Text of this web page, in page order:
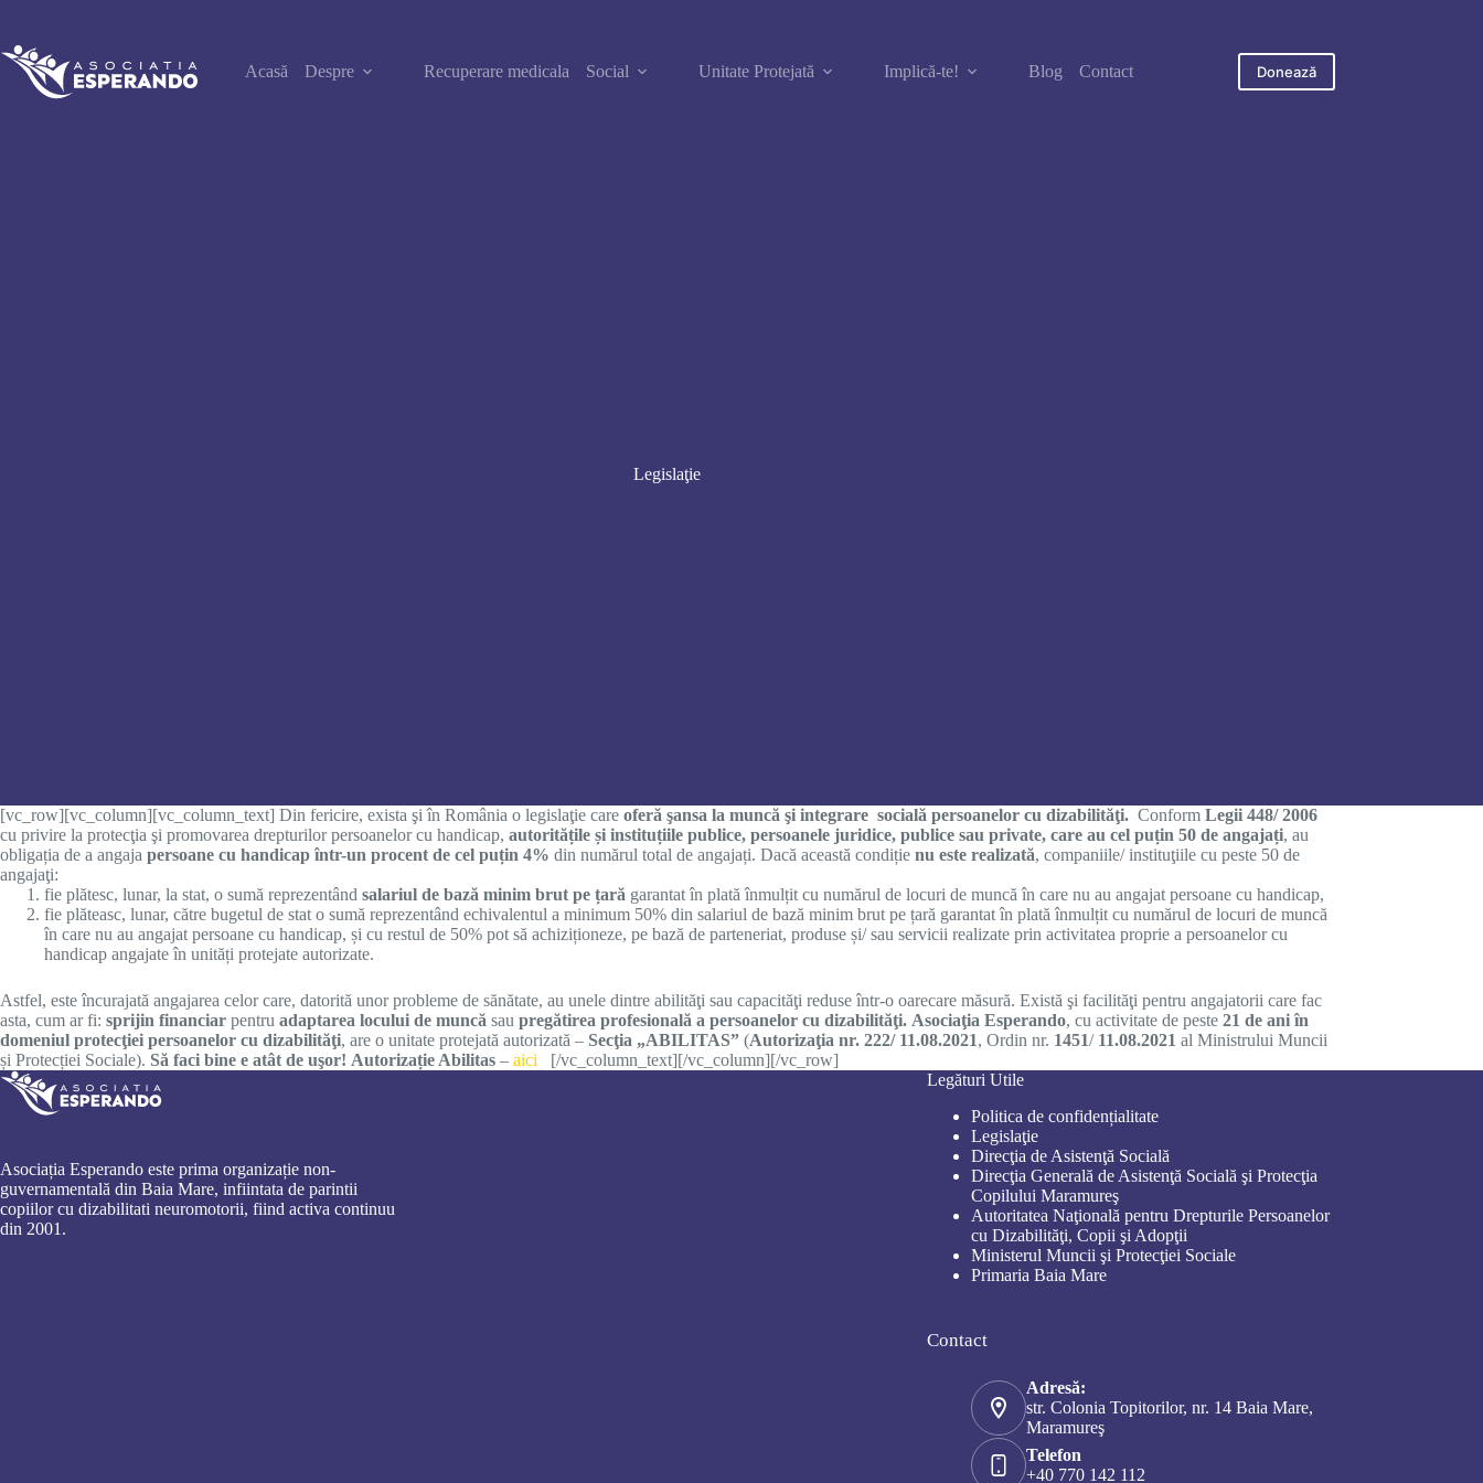
conținut
Acasă
Despre Recuperare medicala Social Unitate Protejată Implică-te! Blog Contact Donează
Legislaţie
[vc_row][vc_column][vc_column_text] Din fericire, exista şi în România o legislaţie care oferă şansa la muncă şi integrare socială persoanelor cu dizabilităţi. Conform Legii 448/ 2006
cu privire la protecţia şi promovarea drepturilor persoanelor cu handicap, autoritățile și instituțiile publice, persoanele juridice, publice sau private, care au cel puțin 50 de angajați, au
obligația de a angaja persoane cu handicap într-un procent de cel puțin 4% din numărul total de angajați. Dacă această condiție nu este realizată, companiile/ instituţiile cu peste 50 de
angajaţi:
fie plătesc, lunar, la stat, o sumă reprezentând salariul de bază minim brut pe țară garantat în plată înmulțit cu numărul de locuri de muncă în care nu au angajat persoane cu handicap,
fie plăteasc, lunar, către bugetul de stat o sumă reprezentând echivalentul a minimum 50% din salariul de bază minim brut pe țară garantat în plată înmulțit cu numărul de locuri de muncă
în care nu au angajat persoane cu handicap, și cu restul de 50% pot să achiziționeze, pe bază de parteneriat, produse și/ sau servicii realizate prin activitatea proprie a persoanelor cu
handicap angajate în unități protejate autorizate.
Astfel, este încurajată angajarea celor care, datorită unor probleme de sănătate, au unele dintre abilităţi sau capacităţi reduse într-o oarecare măsură. Există şi facilităţi pentru angajatorii care fac
asta, cum ar fi: sprijin financiar pentru adaptarea locului de muncă sau pregătirea profesională a persoanelor cu dizabilităţi. Asociaţia Esperando, cu activitate de peste 21 de ani în
domeniul protecţiei persoanelor cu dizabilităţi, are o unitate protejată autorizată – Secţia „ABILITAS” (Autorizaţia nr. 222/ 11.08.2021, Ordin nr. 1451/ 11.08.2021 al Ministrului Muncii
și Protecției Sociale). Să faci bine e atât de uşor! Autorizație Abilitas – aici [/vc_column_text][/vc_column][/vc_row]
Asociația Esperando este prima organizație non-
guvernamentală din Baia Mare, infiintata de parintii
copiilor cu dizabilitati neuromotorii, fiind activa continuu
din 2001.
Legături Utile
Politica de confidențialitate
Legislaţie
Direcţia de Asistenţă Socială
Direcţia Generală de Asistenţă Socială şi Protecţia
Copilului Maramureş
Autoritatea Naţională pentru Drepturile Persoanelor
cu Dizabilităţi, Copii şi Adopţii
Ministerul Muncii şi Protecţiei Sociale
Primaria Baia Mare
Contact
Adresă:
str. Colonia Topitorilor, nr. 14 Baia Mare,
Maramureş
Telefon
+40 770 142 112